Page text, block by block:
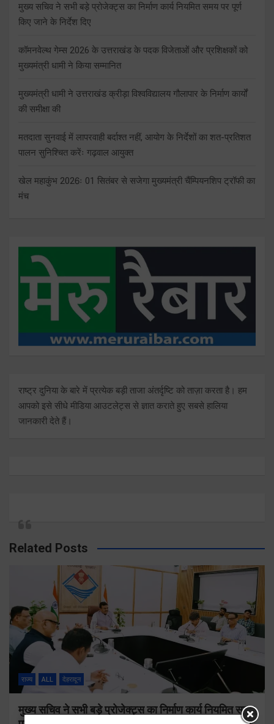
मुख्य सचिव ने सभी बड़े प्रोजेक्ट्स का निर्माण कार्य नियमित समय पर पूर्ण
किए जाने के निर्देश दिए
कॉमनवेल्थ गेम्स 2026 के उत्तराखंड के पदक विजेताओं और प्रशिक्षकों को
मुख्यमंत्री धामी ने किया सम्मानित
मुख्यमंत्री धामी ने उत्तराखंड क्रीड़ा विश्वविद्यालय गौलापार के निर्माण कार्यों
की समीक्षा की
मतदाता सुनवाई में लापरवाही बर्दाश्त नहीं, आयोग के निर्देशों का शत-प्रतिशत
पालन सुनिश्चित करेंः गढ़वाल आयुक्त
खेल महाकुंभ 2026ः 01 सितंबर से सजेगा मुख्यमंत्री चैंम्पियनशिप ट्रॉफी का
मंच
राष्ट्र दुनिया के बारे में प्रत्येक बड़ी ताजा अंतर्दृष्टि को ताज़ा करता है। हम
आपको इसे सीधे मीडिया आउटलेट्स से ज्ञात कराते हुए सबसे हालिया
जानकारी देते हैं।
Related Posts
राज्य ALL देहरादून
मुख्य सचिव ने सभी बड़े प्रोजेक्ट्स का निर्माण कार्य नियमित समय